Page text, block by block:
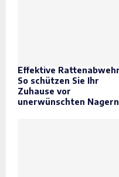
Effektive
So schützen Sie Ihr
Zuhause vor
unerwünschten Nagern